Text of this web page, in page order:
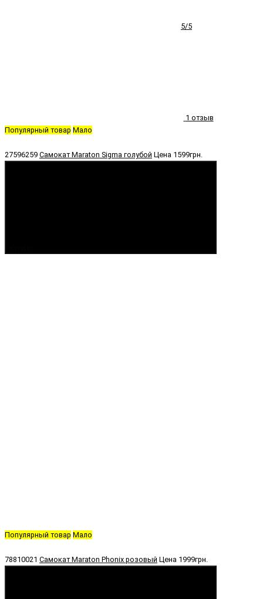
5/5
1 отзыв
Популярный товар Мало
27596259 Самокат Maraton Sigma голубой Цена 1599грн.
Популярный товар Мало
78810021 Самокат Maraton Phonix розовый Цена 1999грн.